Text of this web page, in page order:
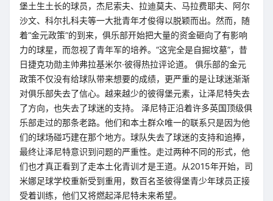
堡土生土长的球员，杰尼索夫、拉迪莫夫、马拉费耶夫、阿尔
沙文、科尔扎科夫等一大批青年才俊得以脱颖而出。然而，随
着“金元政策”的到来，俱乐部开始把大量的资金砸向了有影响
力的球星，而忽视了青年军的培养。“这完全是自掘坟墓”，昔
日捷克功勋主帅弗拉基米尔·彼得热拉评论道。 俱乐部的金元
政策不仅没有给球队带来想要的成绩，更严重的是让球迷渐渐
对俱乐部失去了信心。越来越少的彼得堡元素，让泽尼特失去
了方向，也失去了球迷的支持。 泽尼特正沿着许多英国顶级俱
乐部走过的那条老路。他们和本土群众唯一的联系只是因为他
们的球场碰巧建在那个地方。球队失去了球迷的支持和追捧，
最终让泽尼特意识到问题的严重性。走过两种不同的形式，他
们也才真正看到了走本土化青训才是王道。从2015年开始，司
米娜足球学校重新受到重用，数百名圣彼得堡青少年球员正接
受着训练，他们又将燃起泽尼特未来希望。